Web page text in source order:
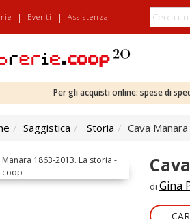
| Eventi | Assistenza
Per gli acquisti online: spese di
Saggistica Storia Cava
di Gina